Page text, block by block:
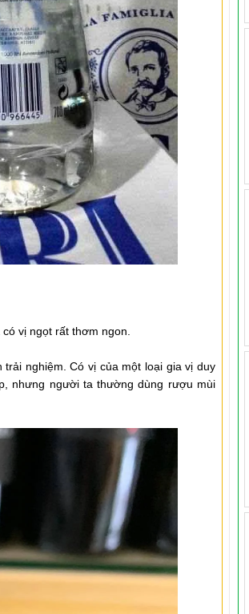
vị ngọt rất thơm ngon.
nghiệm. Có vị của một loại gia vị duy
nhưng người ta thường dùng rượu mùi